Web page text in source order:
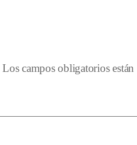
Los campos obligatorios están